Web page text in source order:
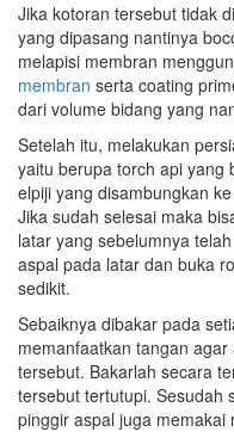
Jika kotoran tersebut tidak
yang dipasang nantinya
melapisi membran
membran serta coating
dari volume bidang yang
Setelah itu, melakukan
yaitu berupa torch api yang
elpiji yang disambungkan
Jika sudah selesai maka
latar yang sebelumnya
aspal pada latar dan buka
sedikit.
Sebaiknya dibakar pada
memanfaatkan tangan
tersebut. Bakarlah secara
tersebut tertutupi. Sesudah
pinggir aspal juga memakai